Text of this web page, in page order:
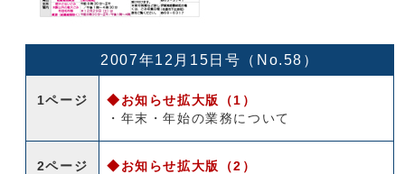
2007年12月15日号（No.58）
1ページ
◆お知らせ拡大版（1）
・年末・年始の業務について
2ページ
◆お知らせ拡大版（2）